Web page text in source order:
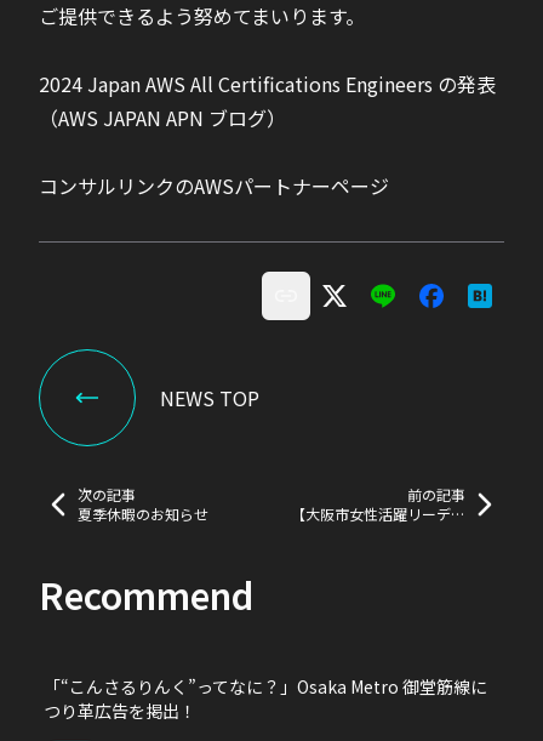
ご提供できるよう努めてまいります。
2024 Japan AWS All Certifications Engineers の発表
（AWS JAPAN APN ブログ）
コンサルリンクのAWSパートナーページ
NEWS TOP
次の記事
夏季休暇のお知らせ
前の記事
【大阪市女性活躍リーディ
Recommend
「“こんさるりんく”ってなに？」Osaka Metro 御堂筋線に
つり革広告を掲出！